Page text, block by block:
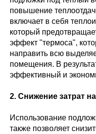
повышение
включает в себя
который
эффект "термоса",
направить всю
помещения. В
эффективный и
2. Снижение затрат
Использование
также позволяет